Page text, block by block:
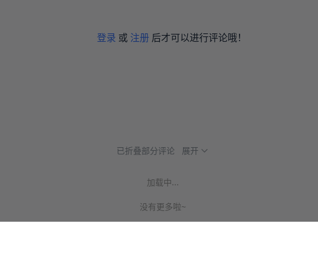
登录 或 注册 后才可以进行评论哦！
已折叠部分评论 展开
加载中...
没有更多啦~